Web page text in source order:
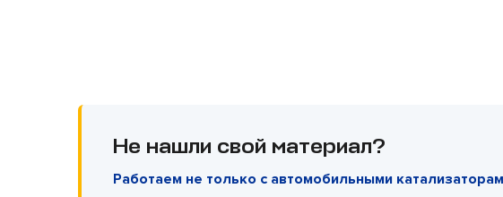
Не нашли свой материал?
Работаем не только с автомобильными